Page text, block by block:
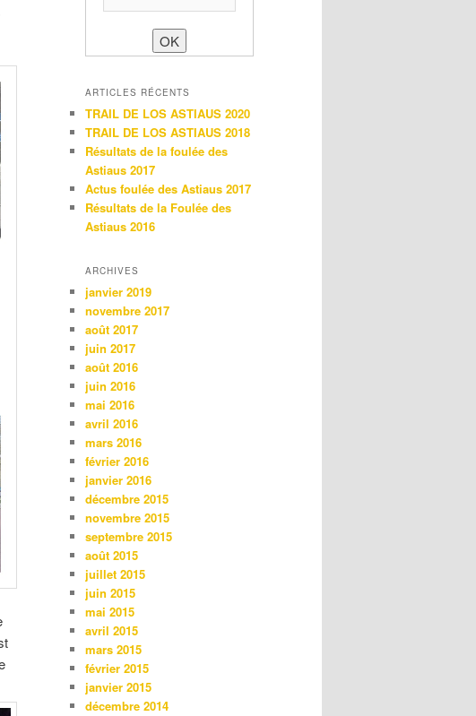
ARTICLES RÉCENTS
TRAIL DE LOS ASTIAUS 2020
TRAIL DE LOS ASTIAUS 2018
Résultats de la foulée des
Astiaus 2017
Actus foulée des Astiaus 2017
Résultats de la Foulée des
Astiaus 2016
ARCHIVES
janvier 2019
novembre 2017
août 2017
juin 2017
août 2016
juin 2016
mai 2016
avril 2016
mars 2016
février 2016
janvier 2016
décembre 2015
novembre 2015
septembre 2015
août 2015
juillet 2015
juin 2015
mai 2015
avril 2015
mars 2015
février 2015
janvier 2015
décembre 2014